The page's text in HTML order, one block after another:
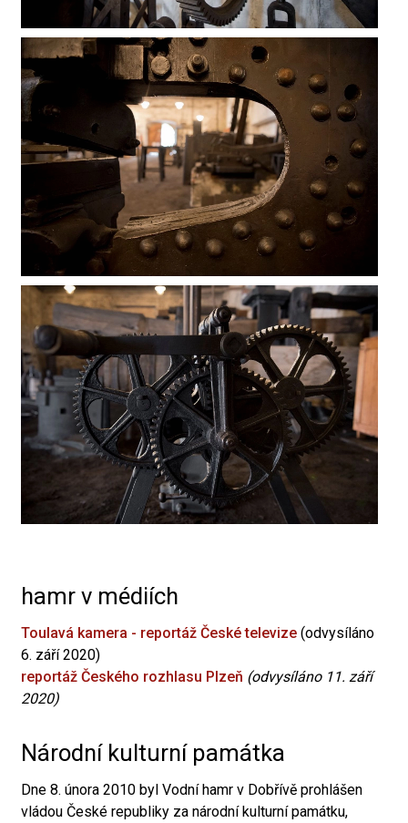
hamr v médiích
Toulavá kamera - reportáž České televize (odvysíláno
6. září 2020)
reportáž Českého rozhlasu Plzeň (odvysíláno 11. září
2020)
Národní kulturní památka
Dne 8. února 2010 byl Vodní hamr v Dobřívě prohlášen
vládou České republiky za národní kulturní památku,